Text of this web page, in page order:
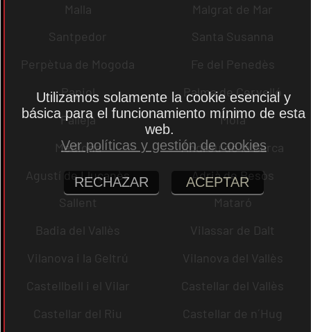
Malla
Malgrat de Mar
Santpedor
Santa Susanna
Perpètua de Mogoda
Fe del Penedès
Papiol
Palma de Cervelló
Pallejà
Moià
Mediona
Andreu de la Barca
Agustí de Lluçanès
Adrià de Besòs
Sallent
Mataró
Badia del Vallès
Vilassar de Dalt
Vilanova i la Geltrú
Vilanova del Vallès
Castellbell i el Vilar
Castellar del Vallès
Castellar del Riu
Castellar de n´Hug
Utilizamos solamente la cookie esencial y
básica para el funcionamiento mínimo de esta
web.
Ver políticas y gestión de cookies
RECHAZAR ACEPTAR